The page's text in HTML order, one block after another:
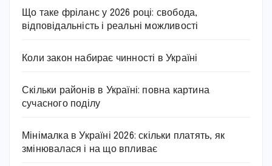
Що таке фріланс у 2026 році: свобода,
відповідальність і реальні можливості
Коли закон набирає чинності в Україні
Скільки районів в Україні: повна картина
сучасного поділу
Мінімалка в Україні 2026: скільки платять, як
змінювалася і на що впливає